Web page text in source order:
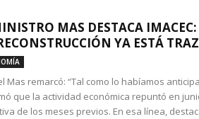
MAS DESTACA
YA ESTÁ
Mas remarcó: “Tal como lo habíamos
que la actividad económica repuntó en
de los meses previos. En esa línea,